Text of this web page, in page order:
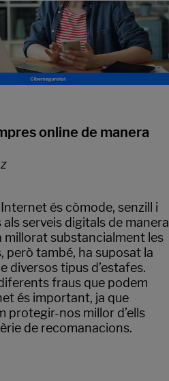
online de manera
és còmode, senzill i
als serveis digitals de manera
millorat substancialment les
però també, ha suposat la
diversos tipus d’estafes.
fraus que podem
és important, ja que
protegir-nos millor d’ells
de recomanacions.